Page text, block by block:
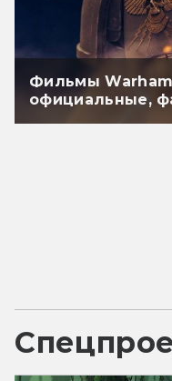
Фильмы
официальные,